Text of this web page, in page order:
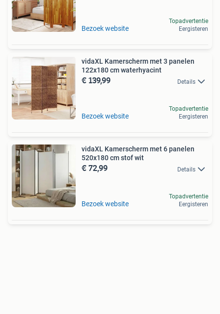
Bezoek website
Topadvertentie
Eergisteren
vidaXL Kamerscherm met 3 panelen
122x180 cm waterhyacint
€ 139,99 Details
Bezoek website
Topadvertentie
Eergisteren
vidaXL Kamerscherm met 6 panelen
520x180 cm stof wit
€ 72,99 Details
Bezoek website
Topadvertentie
Eergisteren